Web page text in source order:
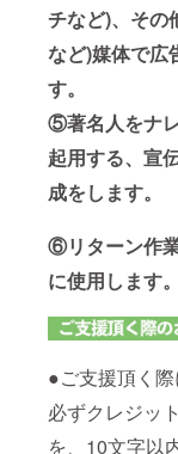
チなど)、その
など)媒体で広
す。
⑤著名人をナ
起用する、宣
成をします。
⑥リターン作
に使用します。
●ご支援頂く
必ずクレジッ
を、10文字以